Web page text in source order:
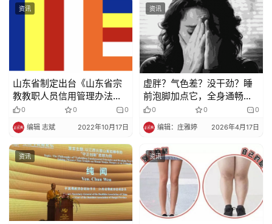
提
公
益
慈
善
佛
教
人
物
登录 注册
资讯
山东省制定出台《山东省宗
教教职人员信用管理办法
（试行）》
0 0 0
编辑 志斌 2022年10月17日
资讯
虚胖？气色差？没干劲？睡
前泡脚加点它，全身通畅，
一身好轻松
0 0 0
编辑：庄雅婷 2026年4月17日
资讯 资讯